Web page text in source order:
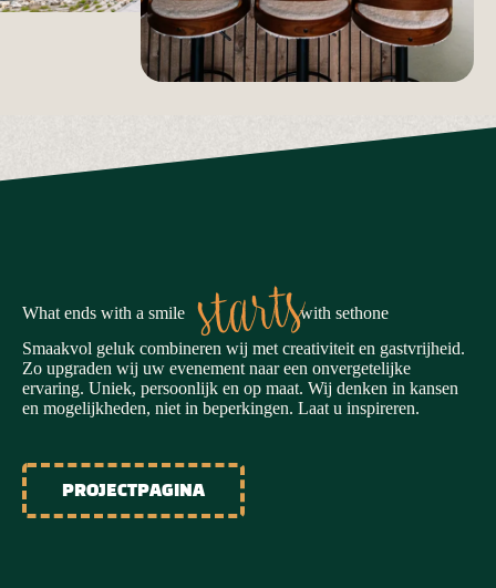
What ends with a smile startswith sethone
Smaakvol geluk combineren wij met creativiteit en gastvrijheid.
Zo upgraden wij uw evenement naar een onvergetelijke
ervaring. Uniek, persoonlijk en op maat. Wij denken in kansen
en mogelijkheden, niet in beperkingen. Laat u inspireren.
PROJECTPAGINA